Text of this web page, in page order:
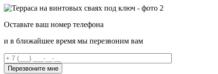
Оставьте ваш номер телефона
и в ближайшее время мы перезвоним вам